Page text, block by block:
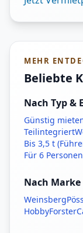
MEHR
Beliebte
Nach Typ &
Günstig
Teilintegriert
Bis 3,5 t
Für 6 Personen
Nach Marke
Weinsberg
HobbyForster